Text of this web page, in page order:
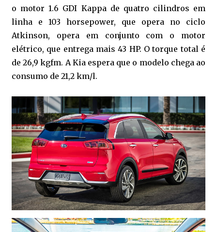
o motor 1.6 GDI Kappa de quatro cilindros em
linha e 103 horsepower, que opera no ciclo
Atkinson, opera em conjunto com o motor
elétrico, que entrega mais 43 HP. O torque total é
de 26,9 kgfm. A Kia espera que o modelo chega ao
consumo de 21,2 km/l.